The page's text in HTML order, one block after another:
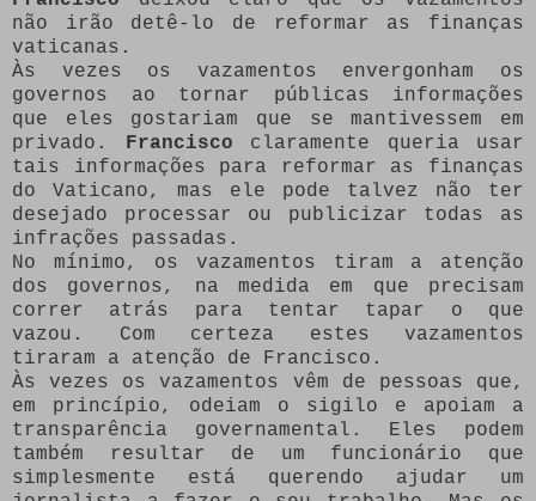
não irão detê-lo de reformar as finanças
vaticanas.
Às vezes os vazamentos envergonham os
governos ao tornar públicas informações
que eles gostariam que se mantivessem em
privado. Francisco claramente queria usar
tais informações para reformar as finanças
do Vaticano, mas ele pode talvez não ter
desejado processar ou publicizar todas as
infrações passadas.
No mínimo, os vazamentos tiram a atenção
dos governos, na medida em que precisam
correr atrás para tentar tapar o que
vazou. Com certeza estes vazamentos
tiraram a atenção de Francisco.
Às vezes os vazamentos vêm de pessoas que,
em princípio, odeiam o sigilo e apoiam a
transparência governamental. Eles podem
também resultar de um funcionário que
simplesmente está querendo ajudar um